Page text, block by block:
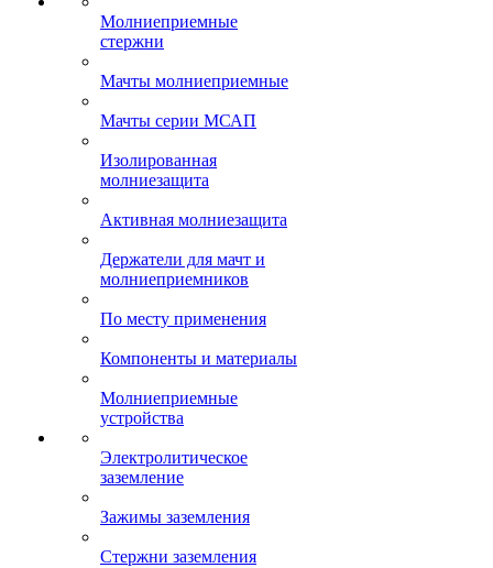
Молниеприемные
стержни
Мачты молниеприемные
Мачты серии МСАП
Изолированная
молниезащита
Активная молниезащита
Держатели для мачт и
молниеприемников
По месту применения
Компоненты и материалы
Молниеприемные
устройства
Электролитическое
заземление
Зажимы заземления
Стержни заземления